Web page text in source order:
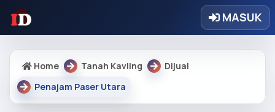
MASUK
Home Tanah Kavling
Dijual
Penajam Paser Utara